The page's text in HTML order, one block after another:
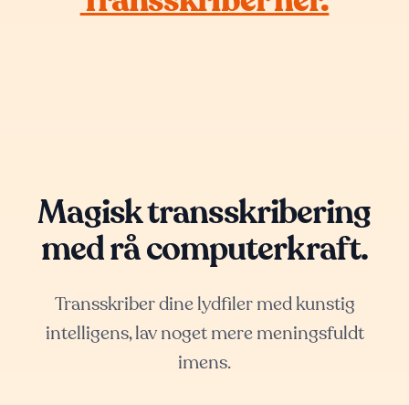
Magisk transskribering
med rå computerkraft.
Transskriber dine lydfiler med kunstig
intelligens, lav noget mere meningsfuldt
imens.